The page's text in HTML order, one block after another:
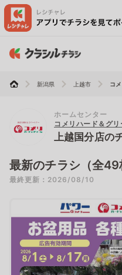
新潟県 上越市 コ
ホームセンター
コメリハード＆グリ
上越国分店の
最新のチラシ（全49
最終更新：2026/08/10